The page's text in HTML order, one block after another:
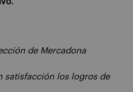
de Mercadona
satisfacción los logros de